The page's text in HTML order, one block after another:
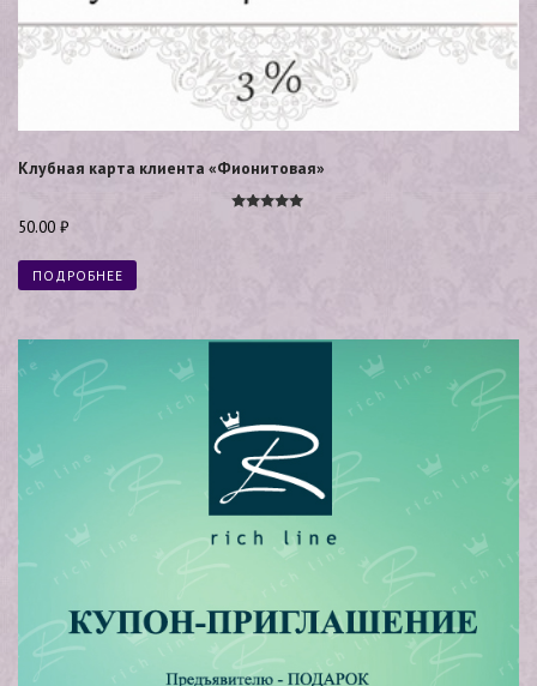
Клубная карта клиента «Фионитовая»
50.00 ₽
ПОДРОБНЕЕ